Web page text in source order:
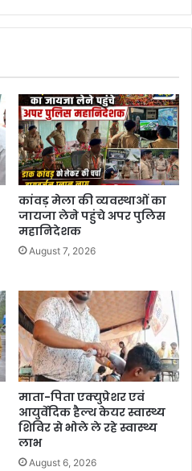
कांवड़ मेला की व्यवस्थाओं का
जायजा लेने पहुंचे अपर पुलिस
महानिदेशक
August 7, 2026
माता-पिता एक्युप्रेशर एवं
आयुर्वेदिक हैल्थ केयर स्वास्थ्य
शिविर से भोले ले रहे स्वास्थ्य
लाभ
August 6, 2026